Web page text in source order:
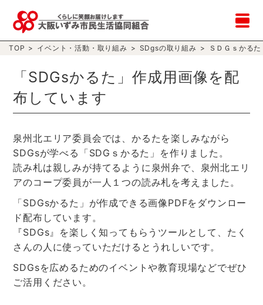
TOP > イベント・活動・取り組み > SDgsの取り組み > ＳＤＧｓかるた
「SDGsかるた」作成用画像を配
布しています
泉州北エリア委員会では、かるたを楽しみながら
SDGsが学べる「SDGｓかるた」を作りました。
読み札は親しみが持てるように泉州弁で、泉州北エリ
アのコープ委員が一人１つの読み札を考えました。
「SDGsかるた」が作成できる画像PDFをダウンロー
ド配布しています。
『SDGs』を楽しく知ってもらうツールとして、たく
さんの人に使っていただけるとうれしいです。
SDGsを広めるためのイベントや教育現場などでぜひ
ご活用ください。